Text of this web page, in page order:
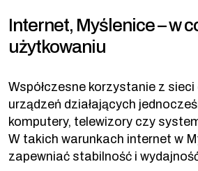
Internet, Myślenice – w
użytkowaniu
Współczesne korzystanie z
urządzeń działających
komputery, telewizory czy
W takich warunkach internet w
zapewniać stabilność i